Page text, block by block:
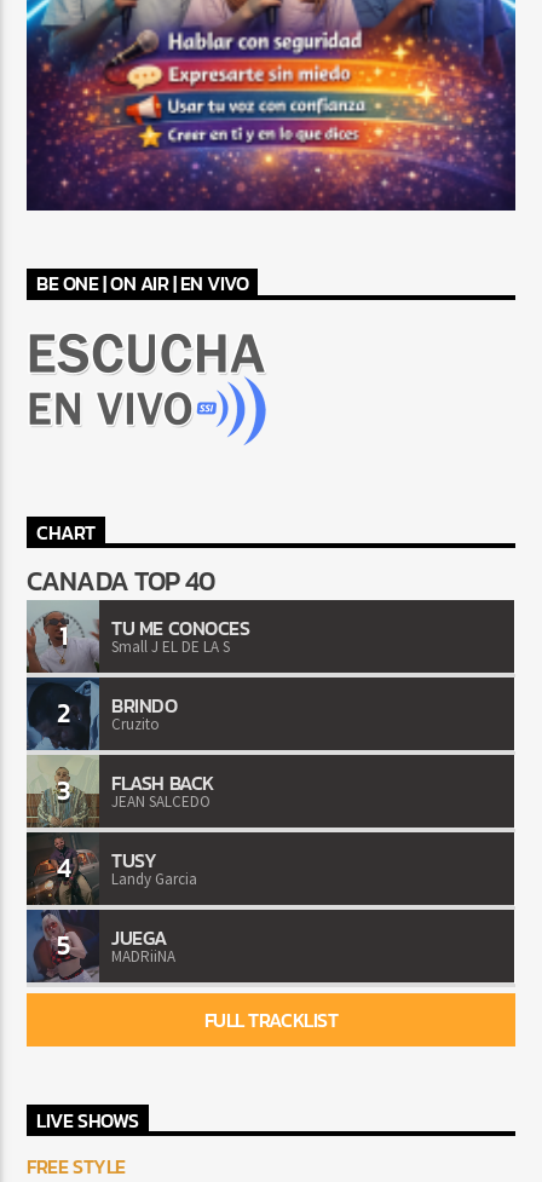
BE ONE | ON AIR | EN VIVO
CHART
CANADA TOP 40
1 TU ME CONOCES
Small J EL DE LA S
2 BRINDO
Cruzito
3 FLASH BACK
JEAN SALCEDO
4 TUSY
Landy Garcia
5 JUEGA
MADRiiNA
FULL TRACKLIST
LIVE SHOWS
FREE STYLE